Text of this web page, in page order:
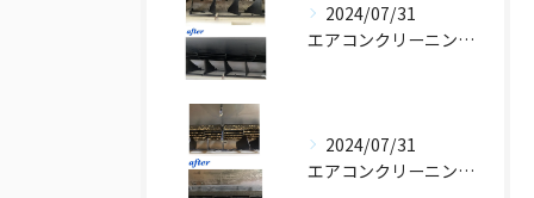
2024/07/31
エアコンクリーニングさせて頂きました！
2024/07/31
エアコンクリーニングたくさんご依頼頂いております！